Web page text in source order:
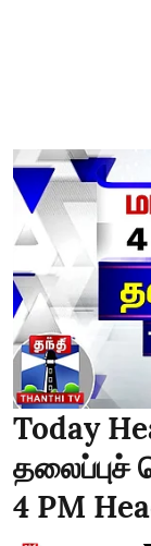
Today
தலைப்புச்
4 PM